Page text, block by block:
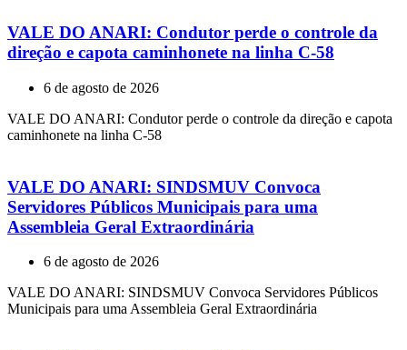
VALE DO ANARI: Condutor perde o controle da
direção e capota caminhonete na linha C-58
6 de agosto de 2026
VALE DO ANARI: Condutor perde o controle da direção e capota
caminhonete na linha C-58
VALE DO ANARI: SINDSMUV Convoca
Servidores Públicos Municipais para uma
Assembleia Geral Extraordinária
6 de agosto de 2026
VALE DO ANARI: SINDSMUV Convoca Servidores Públicos
Municipais para uma Assembleia Geral Extraordinária